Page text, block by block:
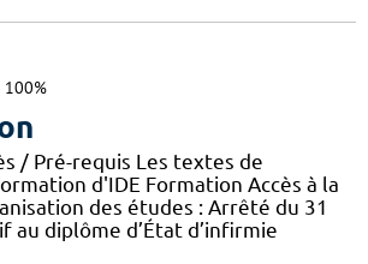
100%
/ Pré-requis Les textes de
d'IDE Formation Accès à la
des études : Arrêté du 31
au diplôme d’État d’infirmie